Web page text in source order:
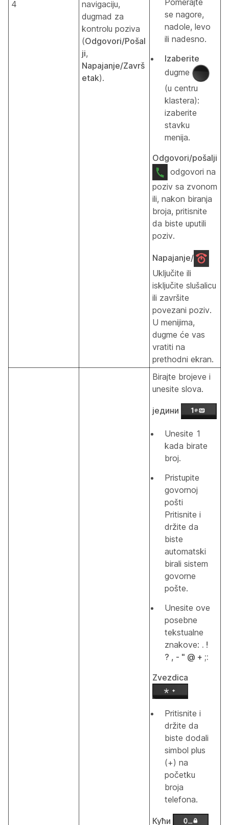
4
navigaciju,
dugmad za
kontrolu poziva
(Odgovori/Pošal
ji,
Napajanje/Završ
etak).
se nagore,
nadole, levo
ili nadesno.
Izaberite
dugme
(u centru
klastera):
izaberite
stavku
menija.
Odgovori/pošalji
odgovori na
poziv sa zvonom
ili, nakon biranja
broja, pritisnite
da biste uputili
poziv.
Napajanje/
Uključite ili
isključite slušalicu
ili završite
povezani poziv.
U menijima,
dugme će vas
vratiti na
prethodni ekran.
Birajte brojeve i
unesite slova.
једини
Unesite 1
kada birate
broj.
Pristupite
govornoj
pošti
Pritisnite i
držite da
biste
automatski
birali sistem
govorne
pošte.
Unesite ove
posebne
tekstualne
znakove: . !
? , - " @ + ;:
Zvezdica
Pritisnite i
držite da
biste dodali
simbol plus
(+) na
početku
broja
telefona.
Кући